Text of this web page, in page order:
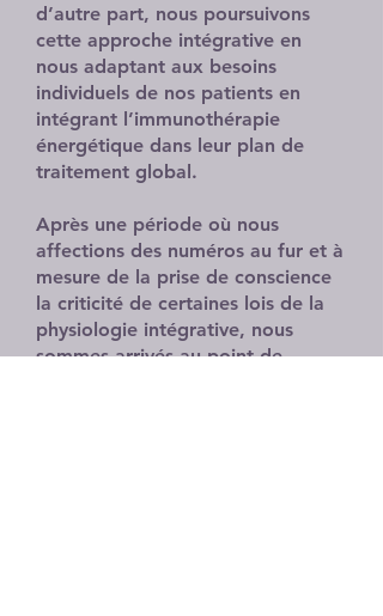
d’autre part, nous poursuivons
cette approche intégrative en
nous adaptant aux besoins
individuels de nos patients en
intégrant l’immunothérapie
énergétique dans leur plan de
traitement global. ​
Après une période où nous
affections des numéros au fur et à
mesure de la prise de conscience
la criticité de certaines lois de la
physiologie intégrative, nous
sommes arrivés au point de